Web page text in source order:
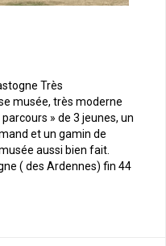
Très
musée, très moderne
» de 3 jeunes, un
et un gamin de
aussi bien fait.
( des Ardennes) fin 44